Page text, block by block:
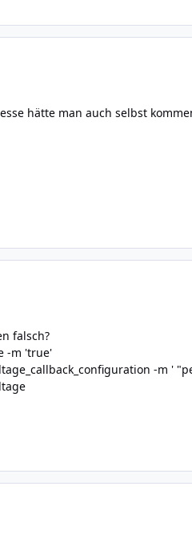
hätte man auch selbst
falsch?
-m 'true'
-m '